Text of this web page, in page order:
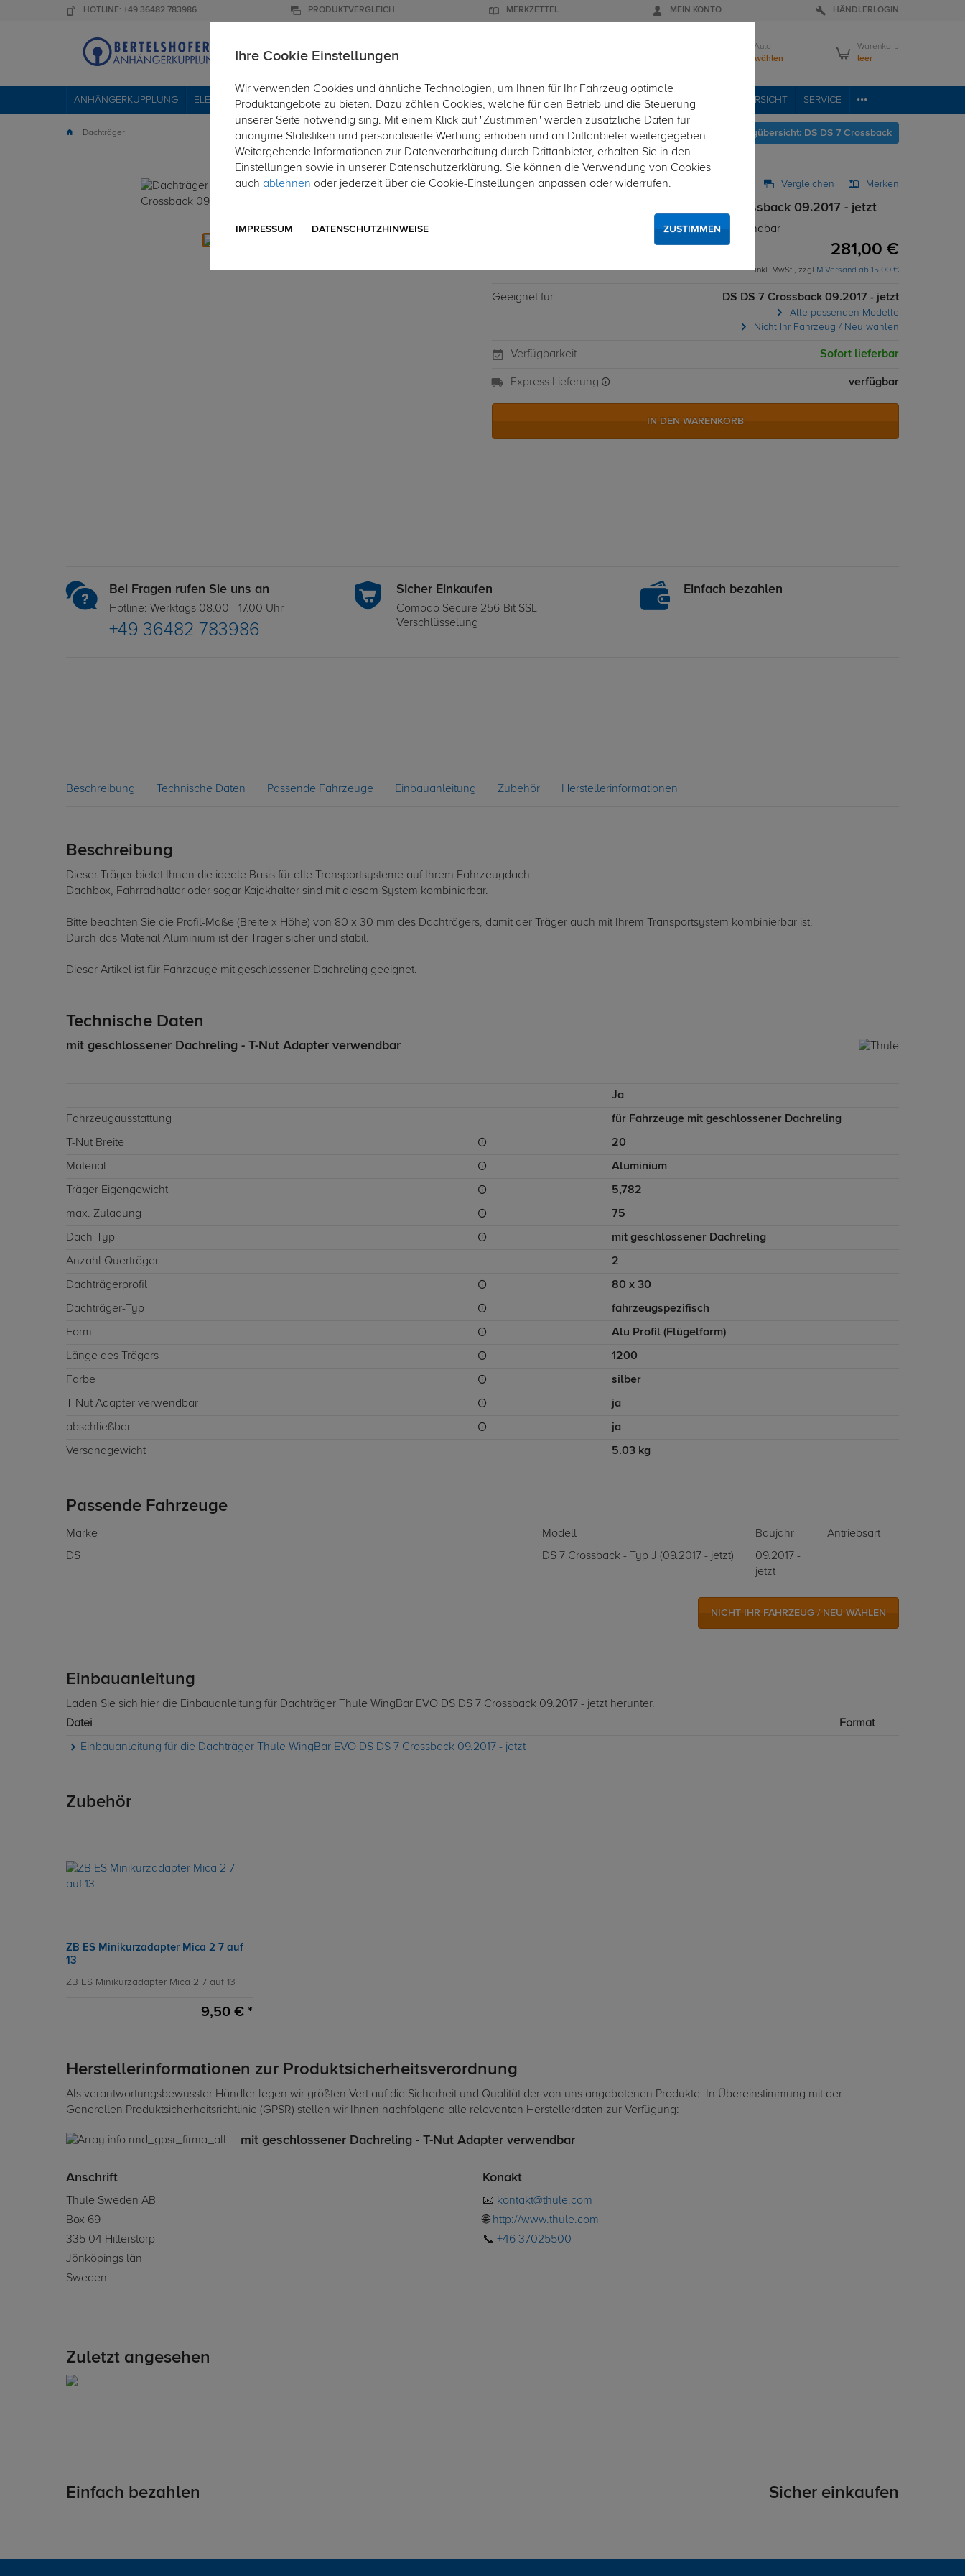
HOTLINE: +49 36482 783986 PRODUKTVERGLEICH MERKZETTEL MEIN KONTO HÄNDLERLOGIN
Mein Auto
Bitte wählen
Warenkorb
leer
ANHÄNGERKUPPLUNG ELEKTROSÄTZE DACHTRÄGER DACHBOXEN FAHRRADTRÄGER ZUBEHÖR EINBAUSERVICE FAHRZEUGÜBERSICHT SERVICE
Dachträger Hier geht's zur Fahrzeugübersicht: DS DS 7 Crossback
Art.-Nr. DATR6234-3 Vergleichen Merken
Dachträger Thule WingBar EVO DS DS 7 Crossback 09.2017 - jetzt
mit geschlossener Dachreling - T-Nut Adapter verwendbar
281,00 €
inkl. MwSt., zzgl.M Versand ab 15,00 €
Geeignet für DS DS 7 Crossback 09.2017 - jetzt
Alle passenden Modelle
Nicht Ihr Fahrzeug / Neu wählen
Verfügbarkeit Sofort lieferbar
Express Lieferung verfügbar
IN DEN WARENKORB
Bei Fragen rufen Sie uns an
Hotline: Werktags 08.00 - 17.00 Uhr
+49 36482 783986
Sicher Einkaufen
Comodo Secure 256-Bit SSL-
Verschlüsselung
Einfach bezahlen
Beschreibung Technische Daten Passende Fahrzeuge Einbauanleitung Zubehör Herstellerinformationen
Beschreibung
Dieser Träger bietet Ihnen die ideale Basis für alle Transportsysteme auf Ihrem Fahrzeugdach.
Dachbox, Fahrradhalter oder sogar Kajakhalter sind mit diesem System kombinierbar.
Bitte beachten Sie die Profil-Maße (Breite x Höhe) von 80 x 30 mm des Dachträgers, damit der Träger auch mit Ihrem Transportsystem kombinierbar ist.
Durch das Material Aluminium ist der Träger sicher und stabil.
Dieser Artikel ist für Fahrzeuge mit geschlossener Dachreling geeignet.
Technische Daten
mit geschlossener Dachreling - T-Nut Adapter verwendbar
Ja
Fahrzeugausstattung für Fahrzeuge mit geschlossener Dachreling
T-Nut Breite 20
Material Aluminium
Träger Eigengewicht 5,782
max. Zuladung 75
Dach-Typ mit geschlossener Dachreling
Anzahl Querträger 2
Dachträgerprofil 80 x 30
Dachträger-Typ fahrzeugspezifisch
Form Alu Profil (Flügelform)
Länge des Trägers 1200
Farbe silber
T-Nut Adapter verwendbar ja
abschließbar ja
Versandgewicht 5.03 kg
Passende Fahrzeuge
Marke Modell Baujahr
Antriebsart
DS
DS 7 Crossback - Typ J (09.2017 - jetzt)
09.2017 -
jetzt
NICHT IHR FAHRZEUG / NEU WÄHLEN
Einbauanleitung
Laden Sie sich hier die Einbauanleitung für Dachträger Thule WingBar EVO DS DS 7 Crossback 09.2017 - jetzt herunter.
Datei
Format
Einbauanleitung für die Dachträger Thule WingBar EVO DS DS 7 Crossback 09.2017 - jetzt
Zubehör
ZB ES Minikurzadapter Mica 2 7 auf
13
ZB ES Minikurzadapter Mica 2 7 auf 13
9,50 € *
Herstellerinformationen zur Produktsicherheitsverordnung
Als verantwortungsbewusster Händler legen wir größten Vert auf die Sicherheit und Qualität der von uns angebotenen Produkte. In Übereinstimmung mit der
Generellen Produktsicherheitsrichtlinie (GPSR) stellen wir Ihnen nachfolgend alle relevanten Herstellerdaten zur Verfügung:
mit geschlossener Dachreling - T-Nut Adapter verwendbar
Anschrift
Thule Sweden AB
Box 69
335 04 Hillerstorp
Jönköpings län
Sweden
Konakt
📧 kontakt@thule.com
🌐 http://www.thule.com
📞 +46 37025500
Zuletzt angesehen
Einfach bezahlen Sicher einkaufen
Ihre Cookie Einstellungen
Wir verwenden Cookies und ähnliche Technologien, um Ihnen für Ihr Fahrzeug optimale
Produktangebote zu bieten. Dazu zählen Cookies, welche für den Betrieb und die Steuerung
unserer Seite notwendig sing. Mit einem Klick auf "Zustimmen" werden zusätzliche Daten für
anonyme Statistiken und personalisierte Werbung erhoben und an Drittanbieter weitergegeben.
Weitergehende Informationen zur Datenverarbeitung durch Drittanbieter, erhalten Sie in den
Einstellungen sowie in unserer Datenschutzerklärung. Sie können die Verwendung von Cookies
auch ablehnen oder jederzeit über die Cookie-Einstellungen anpassen oder widerrufen.
IMPRESSUM DATENSCHUTZHINWEISE ZUSTIMMEN